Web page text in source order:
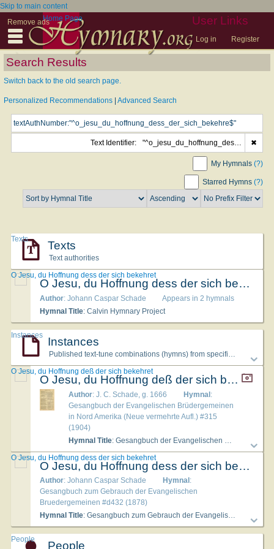
Skip to main content
Remove ads
User Links
Log in Register
Home Page
Search Results
Switch back to the old search page.
Personalized Recommendations Advanced Search
Text Identifier: "^o_jesu_du_hoffnung_dess_der_sich_bekehre$" ✖
My Hymnals (?)
Starred Hymns (?)
Texts
Text authorities
Texts
O Jesu, du Hoffnung dess der sich bekehret
Author: Johann Caspar Schade
Appears in 2 hymnals
Hymnal Title: Calvin Hymnary Project
O Jesu, du Hoffnung dess der sich bekehret
Instances
Instances
O Jesu, du Hoffnung deß der sich bekehret
Author: J. C. Schade, g. 1666 Hymnal:
Gesangbuch der Evangelischen Brüdergemeinen
in Nord Amerika (Neue vermehrte Aufl.) #315
(1904)
Hymnal Title: Gesangbuch der Evangelischen Brüdergemeinen in Nord Amerika (Neue vermehrte Aufl.)
O Jesu, du Hoffnung deß der sich bekehret
O Jesu, du Hoffnung dess der sich bekehret
Author: Johann Caspar Schade Hymnal :
Gesangbuch zum Gebrauch der Evangelischen
Bruedergemeinen #d432 (1878)
Hymnal Title: Gesangbuch zum Gebrauch der Evangelischen Bruedergemeinen
O Jesu, du Hoffnung dess der sich bekehret
People
People